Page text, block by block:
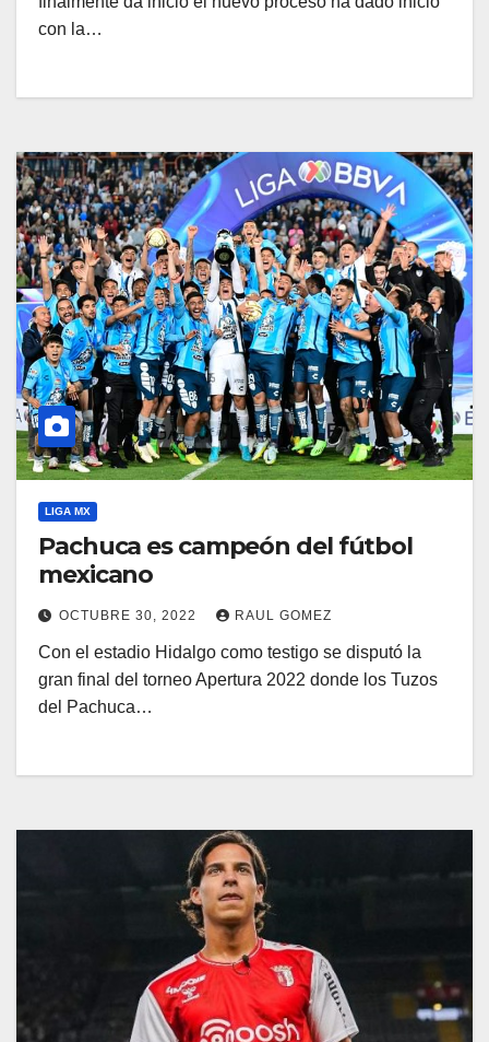
con la…
LIGA MX
Pachuca es campeón del fútbol
mexicano
OCTUBRE 30, 2022 RAUL GOMEZ
Con el estadio Hidalgo como testigo se disputó la
gran final del torneo Apertura 2022 donde los Tuzos
del Pachuca…